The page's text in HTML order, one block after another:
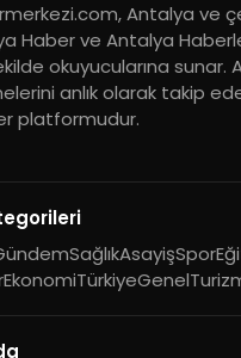
Antalya ve
Haber ve Antalya
okuyucularına sunar.
anlık olarak takip
platformudur.
SağlıkAsayişSpor
EkonomiTürkiyeGenel